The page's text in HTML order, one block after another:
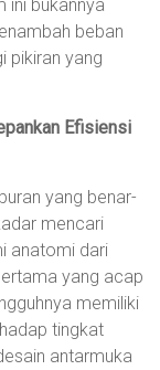
ini bukannya
beban
pikiran yang
Efisiensi
yang benar-
mencari
anatomi dari
yang acap
memiliki
tingkat
antarmuka